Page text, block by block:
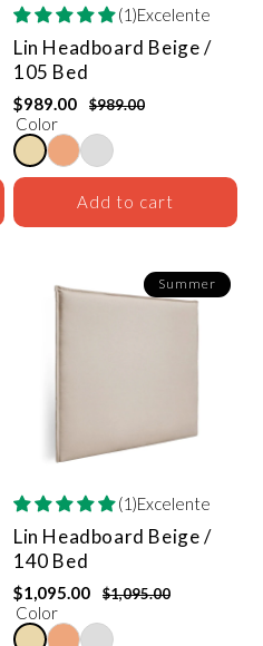
(1)Excelente
Lin Headboard Beige /
105 Bed
$989.00 $989.00
Color
Add to cart
Summer
(1)Excelente
Lin Headboard Beige /
140 Bed
$1,095.00 $1,095.00
Color